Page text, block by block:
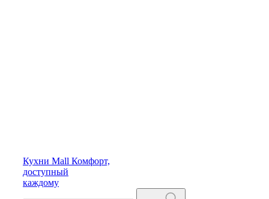
Кухни Mall Комфорт,
доступный
каждому